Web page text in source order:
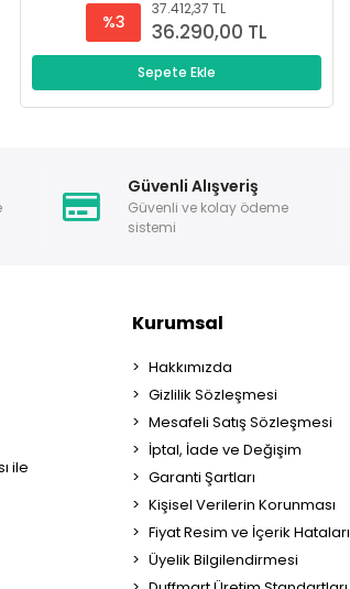
%3
37.412,37 TL
36.290,00 TL
Sepete Ekle
Güvenli Alışveriş
Güvenli ve kolay ödeme
sistemi
ile
Kurumsal
Hakkımızda
Gizlilik Sözleşmesi
Mesafeli Satış Sözleşmesi
İptal, İade ve Değişim
Garanti Şartları
Kişisel Verilerin Korunması
Fiyat Resim ve İçerik Hataları
Üyelik Bilgilendirmesi